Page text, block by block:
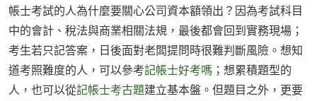
帳士考試的人為什麼要關心公司資本額領出？因為考試科目
中的會計、稅法與商業相關法規，最後都會回到實務現場；
考生若只記答案，日後面對老闆提問時很難判斷風險。想知
道考照難度的人，可以參考記帳士好考嗎 ；想累積題型的
人，也可以從記帳士考古題建立基本盤。但題目之外，更要